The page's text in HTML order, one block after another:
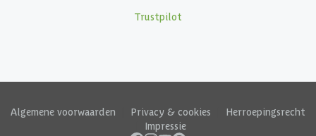
Trustpilot
Algemene voorwaarden Privacy & cookies
Herroepingsrecht
Impressie